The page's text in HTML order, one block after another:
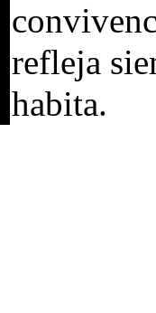
refleja
habita.